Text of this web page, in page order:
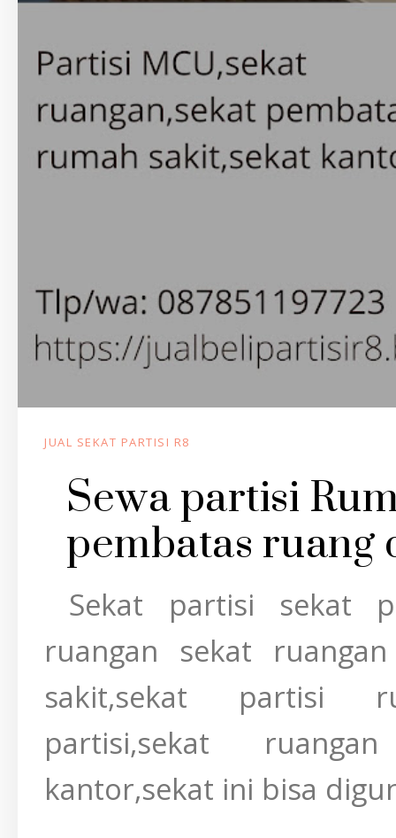
JUAL SEKAT PARTISI R8
Sewa partisi
pembatas ruang
Sekat partisi sekat
ruangan sekat
sakit,sekat partisi
partisi,sekat
kantor,sekat ini bisa